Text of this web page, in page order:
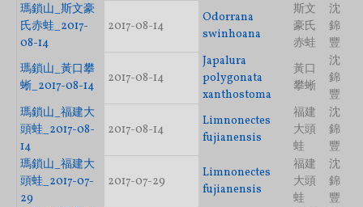
瑪鎖山_斯文豪
氏赤蛙_2017-
08-14
2017-08-14
Odorrana
swinhoana
斯文
豪氏
赤蛙
沈
錦
豐
瑪鎖山_黃口攀
蜥_2017-08-14
2017-08-14
Japalura
polygonata
xanthostoma
黃口
攀蜥
沈
錦
豐
瑪鎖山_福建大
頭蛙_2017-08-
14
2017-08-14
Limnonectes
fujianensis
福建
大頭
蛙
沈
錦
豐
瑪鎖山_福建大
頭蛙_2017-07-
29
2017-07-29
Limnonectes
fujianensis
福建
大頭
蛙
沈
錦
豐